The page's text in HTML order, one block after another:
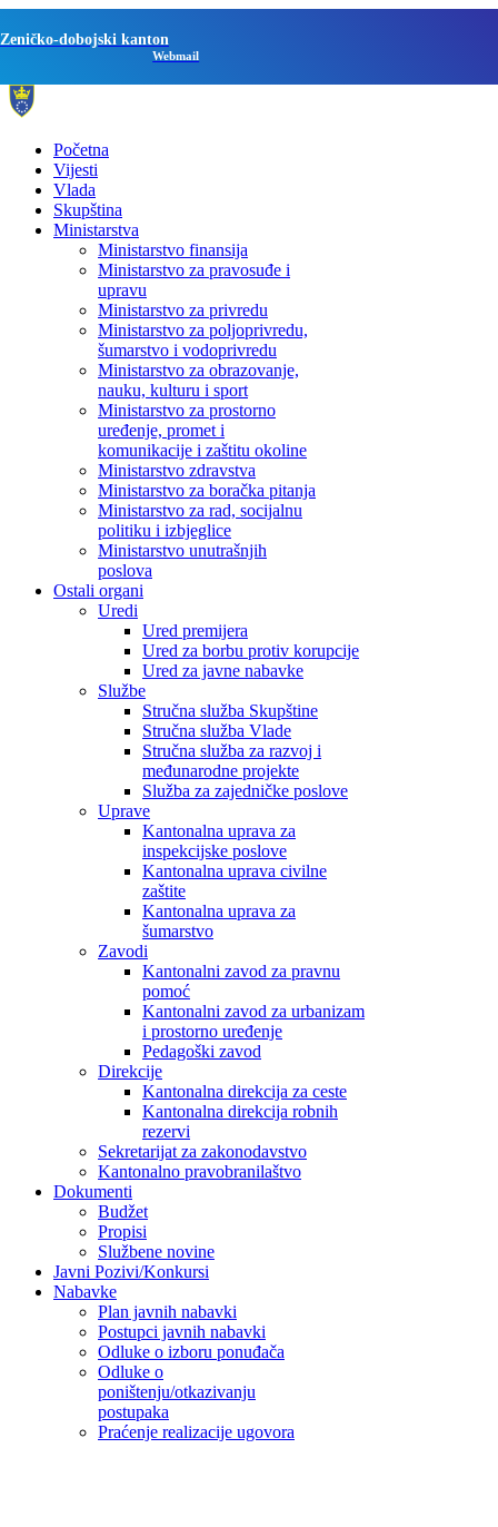
Zeničko-dobojski kanton
Webmail
Početna
Vijesti
Vlada
Skupština
Ministarstva
Ministarstvo finansija
Ministarstvo za pravosuđe i
upravu
Ministarstvo za privredu
Ministarstvo za poljoprivredu,
šumarstvo i vodoprivredu
Ministarstvo za obrazovanje,
nauku, kulturu i sport
Ministarstvo za prostorno
uređenje, promet i
komunikacije i zaštitu okoline
Ministarstvo zdravstva
Ministarstvo za boračka pitanja
Ministarstvo za rad, socijalnu
politiku i izbjeglice
Ministarstvo unutrašnjih
poslova
Ostali organi
Uredi
Ured premijera
Ured za borbu protiv korupcije
Ured za javne nabavke
Službe
Stručna služba Skupštine
Stručna služba Vlade
Stručna služba za razvoj i
međunarodne projekte
Služba za zajedničke poslove
Uprave
Kantonalna uprava za
inspekcijske poslove
Kantonalna uprava civilne
zaštite
Kantonalna uprava za
šumarstvo
Zavodi
Kantonalni zavod za pravnu
pomoć
Kantonalni zavod za urbanizam
i prostorno uređenje
Pedagoški zavod
Direkcije
Kantonalna direkcija za ceste
Kantonalna direkcija robnih
rezervi
Sekretarijat za zakonodavstvo
Kantonalno pravobranilaštvo
Dokumenti
Budžet
Propisi
Službene novine
Javni Pozivi/Konkursi
Nabavke
Plan javnih nabavki
Postupci javnih nabavki
Odluke o izboru ponuđača
Odluke o
poništenju/otkazivanju
postupaka
Praćenje realizacije ugovora